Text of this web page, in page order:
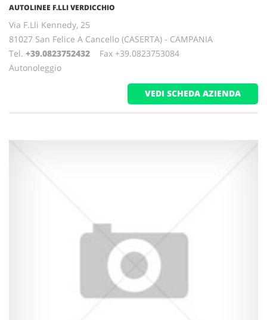
AUTOLINEE F.LLI VERDICCHIO
Via F.Lli Kennedy, 25
81027 San Felice A Cancello (CASERTA) - CAMPANIA
Tel. +39.0823752432 Fax +39.0823753084
Autonoleggio
VEDI SCHEDA AZIENDA